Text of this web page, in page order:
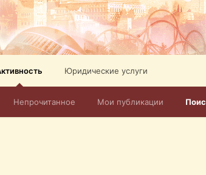
Непрочитанное Мои публикации
Юридические услуги